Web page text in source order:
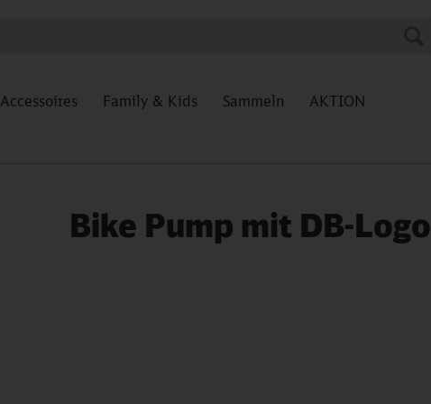
Accessoires Family & Kids Sammeln AKTION
Bike Pump mit DB-Logo